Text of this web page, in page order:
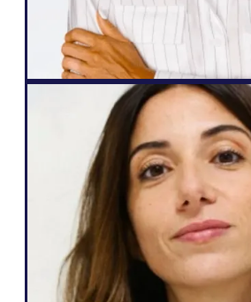
선
Weglot 제가 필요로 하고
수 있는 것, 즉 다국어를 쉽
고, 웹사이트를 완전히 자율적
있으며, 더 많은 리드를 생성